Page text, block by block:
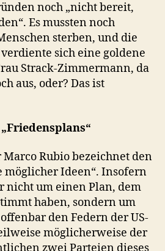
noch „nicht bereit,
Es mussten noch
sterben, und die
sich eine goldene
Strack-Zimmermann, da
aus, oder? Das ist
Rubio bezeichnet den
möglicher Ideen“. Insofern
nicht um einen Plan, dem
haben, sondern um
den Federn der US-
möglicherweise der